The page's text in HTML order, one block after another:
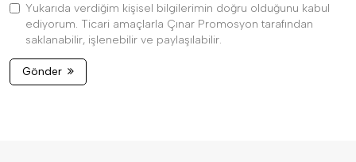
Yukarıda verdiğim kişisel bilgilerimin doğru olduğunu kabul
ediyorum. Ticari amaçlarla Çınar Promosyon tarafından
saklanabilir, işlenebilir ve paylaşılabilir.
Gönder